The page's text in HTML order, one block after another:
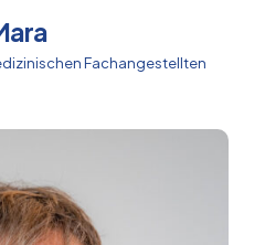
Fachangestellten